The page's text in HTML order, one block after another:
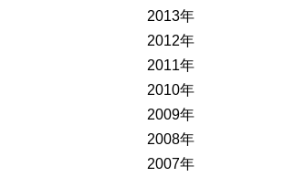
2013年
2012年
2011年
2010年
2009年
2008年
2007年